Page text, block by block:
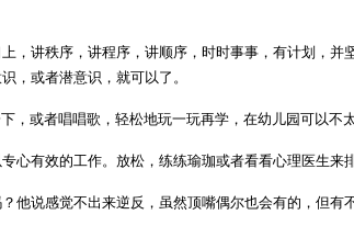
，讲秩序，讲程序，讲顺序，时时事事，有计划，
，或者潜意识，就可以了。
或者唱唱歌，轻松地玩一玩再学，在幼儿园可以不
有效的工作。放松，练练瑜珈或者看看心理医生来
说感觉不出来逆反，虽然顶嘴偶尔也会有的，但有